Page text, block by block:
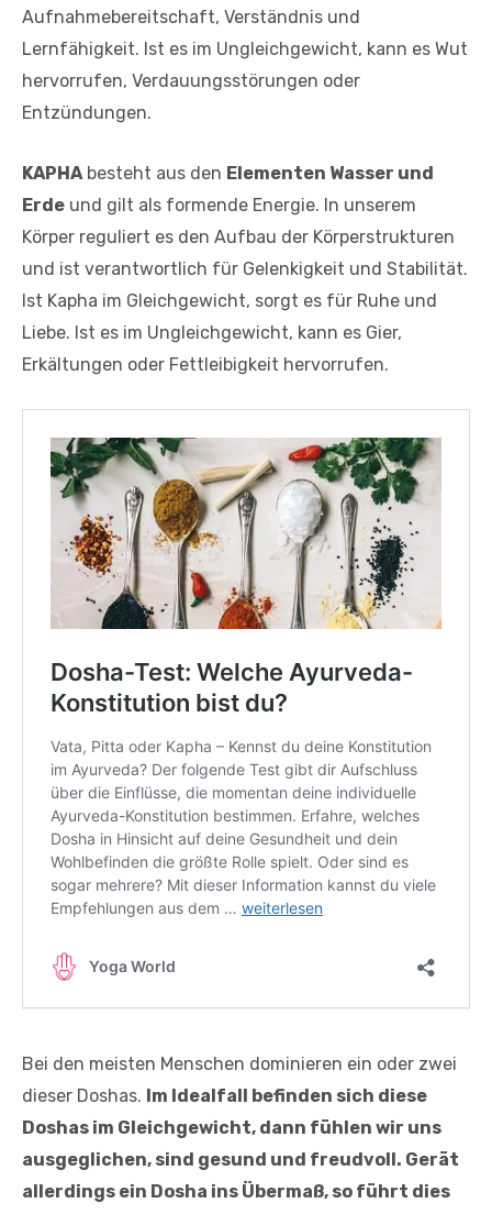
Aufnahmebereitschaft, Verständnis und
Lernfähigkeit. Ist es im Ungleichgewicht, kann es Wut
hervorrufen, Verdauungsstörungen oder
Entzündungen.
KAPHAbesteht aus den Elementen Wasser und
Erde und gilt als formende Energie. In unserem
Körper reguliert es den Aufbau der Körperstrukturen
und ist verantwortlich für Gelenkigkeit und Stabilität.
Ist Kapha im Gleichgewicht, sorgt es für Ruhe und
Liebe. Ist es im Ungleichgewicht, kann es Gier,
Erkältungen oder Fettleibigkeit hervorrufen.
Bei den meisten Menschen dominieren ein oder zwei
dieser Doshas. Im Idealfall befinden sich diese
Doshas im Gleichgewicht, dann fühlen wir uns
ausgeglichen, sind gesund und freudvoll. Gerät
allerdings ein Dosha ins Übermaß, so führt dies